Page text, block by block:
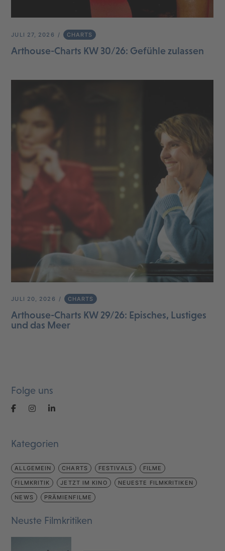
JULI 27, 2026 CHARTS
Arthouse-Charts KW 30/26: Gefühle zulassen
JULI 20, 2026 CHARTS
Arthouse-Charts KW 29/26: Episches, Lustiges
und das Meer
Folge uns
Kategorien
ALLGEMEIN CHARTS FESTIVALS FILME
FILMKRITIK JETZT IM KINO NEUESTE FILMKRITIKEN
NEWS PRÄMIENFILME
Neuste Filmkritiken